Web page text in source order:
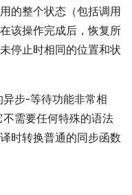
的整个状态（包括调用
该操作完成后，恢复所
停止时相同的位置和状
步-等待功能非常相
需要任何特殊的语法
时转换普通的同步函数